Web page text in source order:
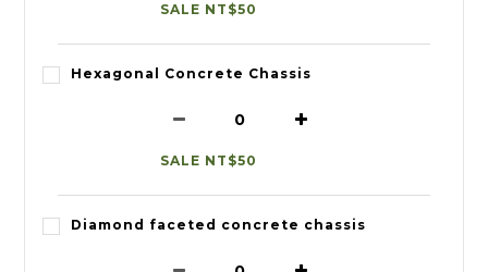
SALE NT$50
Hexagonal Concrete Chassis
SALE NT$50
Diamond faceted concrete chassis